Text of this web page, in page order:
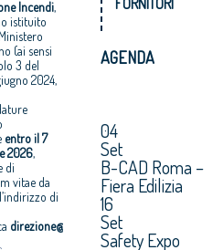
Progetti
strategici
integrati (SIP)
Incendi,
istituito
(ai sensi
3 del
2024,
entro il7
2026,
di
vitae da
di
direzione@cnappc.it.
AGENDA
04
Set
B-CAD Roma –
Fiera Edilizia
16
Set
Safety Expo